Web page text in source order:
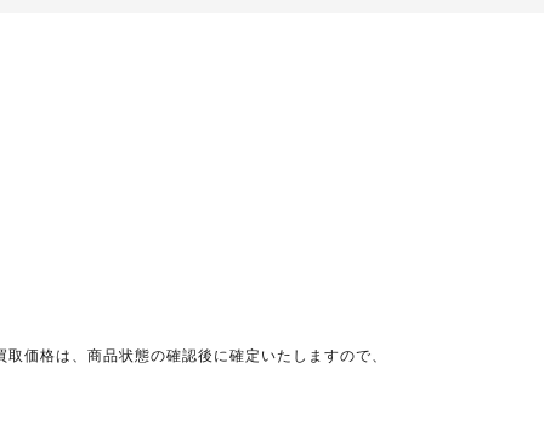
価格は、商品状態の確認後に確定いたしますので、